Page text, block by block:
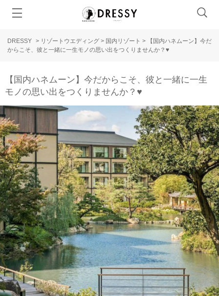
DRESSY > リゾートウエディング > 国内リゾート >
【国内ハネムーン】今だ
からこそ、彼と一緒に一生モノの思い出をつくりませんか？♥
【国内ハネムーン】今だからこそ、彼と一緒に一生
モノの思い出をつくりませんか？♥